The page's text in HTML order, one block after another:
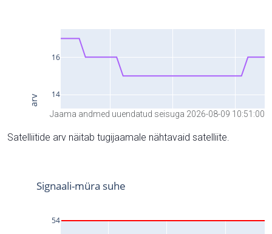
Jaama andmed uuendatud seisuga 2026-08-09 10:51:00
Satelliitide arv näitab tugijaamale nähtavaid satelliite.